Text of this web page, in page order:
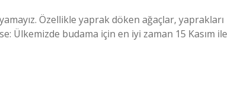
Özellikle yaprak döken ağaçlar, yaprakları
Ülkemizde budama için en iyi zaman 15 Kasım ile